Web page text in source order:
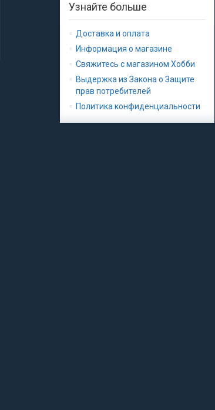
Узнайте больше
Доставка и оплата
Информация о магазине
Свяжитесь с магазином Хобби
Выдержка из Закона о Защите
прав потребителей
Политика конфиденциальности